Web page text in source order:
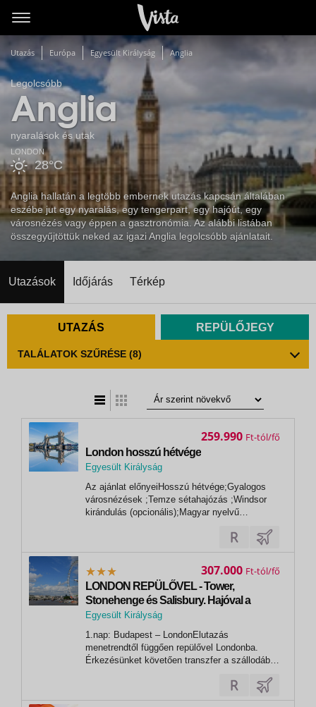
Utazás Európa Egyesült Királyság Anglia
Legolcsóbb
Anglia
nyaralások és utak
28°C
LONDON
Anglia hallatán a legtöbb embernek utazás kapcsán általában
eszébe jut egy nyaralás, egy tengerpart, egy hajóút, egy
városnézés vagy éppen a gasztronómia. Az alábbi listában
összegyűjtöttük neked az igazi Anglia legolcsóbb ajánlatait.
Utazások Időjárás Térkép
UTAZÁS REPÜLŐJEGY
TALÁLATOK SZŰRÉSE (8)
London hosszú hétvége
Egyesült Királyság
London
Az ajánlat előnyeiHosszú hétvége;Gyalogos
városnézések ;Temze sétahajózás ;Windsor
kirándulás (opcionális);Magyar nyelvű
tartalmazzaA repülőjegyet, illetékeket és
adókat, a szállást 3*-os hotelben, kétágyas
259.990 Ft
LONDON REPÜLŐVEL - Tower,
Stonehenge és Salisbury. Hajóval a
Temzén
Egyesült Királyság
London
1.nap: Budapest – LondonElutazás
menetrendtől függően repülővel Londonba.
Érkezésünket követően transzfer a szállodába,
függvényében a város meghódítására indulunk
metróval és gyalogosan, ismerkedünk a
307.000 Ft